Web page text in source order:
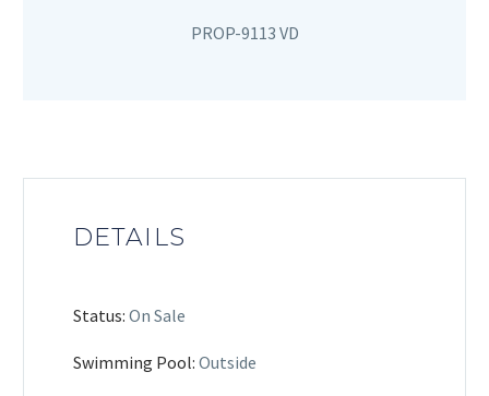
PROP-9113 VD
DETAILS
Status: On Sale
Swimming Pool: Outside